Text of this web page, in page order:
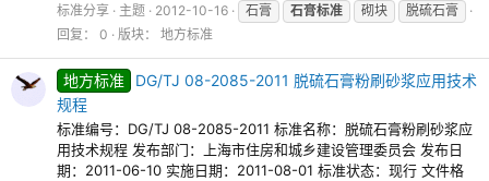
标准分享 主题 2012-10-16 石膏 石膏标准 砌块
脱硫石膏
回复： 0
版块： 地方标准
地方标准
DG/TJ 08-2085-2011 脱硫石膏粉刷砂浆应用技术
规程
标准编号：DG/TJ 08-2085-2011 标准名称：脱硫石膏粉刷砂浆应
用技术规程 发布部门：上海市住房和城乡建设管理委员会 发布日
期：2011-06-10 实施日期：2011-08-01 标准状态：现行 文件格